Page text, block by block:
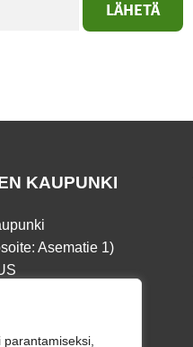
KAUPUNKI
Asematie 1)